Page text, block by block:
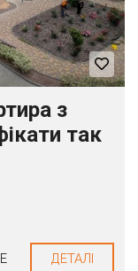
з
так
ДЕТАЛІ